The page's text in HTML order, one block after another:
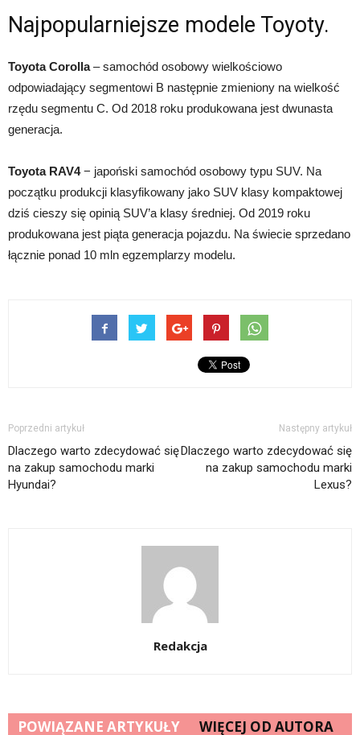
Najpopularniejsze modele Toyoty.
Toyota Corolla– samochód osobowy wielkościowo
odpowiadający segmentowi B następnie zmieniony na wielkość
rzędu segmentu C. Od 2018 roku produkowana jest dwunasta
generacja.
Toyota RAV4− japoński samochód osobowy typu SUV. Na
początku produkcji klasyfikowany jako SUV klasy kompaktowej
dziś cieszy się opinią SUV’a klasy średniej. Od 2019 roku
produkowana jest piąta generacja pojazdu. Na świecie sprzedano
łącznie ponad 10 mln egzemplarzy modelu.
Poprzedni artykuł
Dlaczego warto zdecydować się
na zakup samochodu marki
Hyundai?
Następny artykuł
Dlaczego warto zdecydować się
na zakup samochodu marki
Lexus?
Redakcja
POWIĄZANE ARTYKUŁY WIĘCEJ OD AUTORA